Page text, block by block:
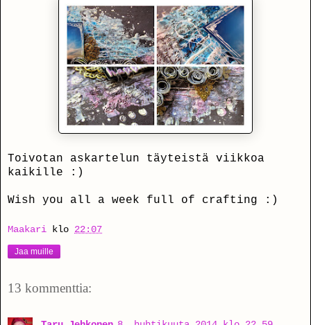
Toivotan askartelun täyteistä viikkoa
kaikille :)
Wish you all a week full of crafting :)
Maakari klo 22:07
Jaa muille
13 kommenttia: